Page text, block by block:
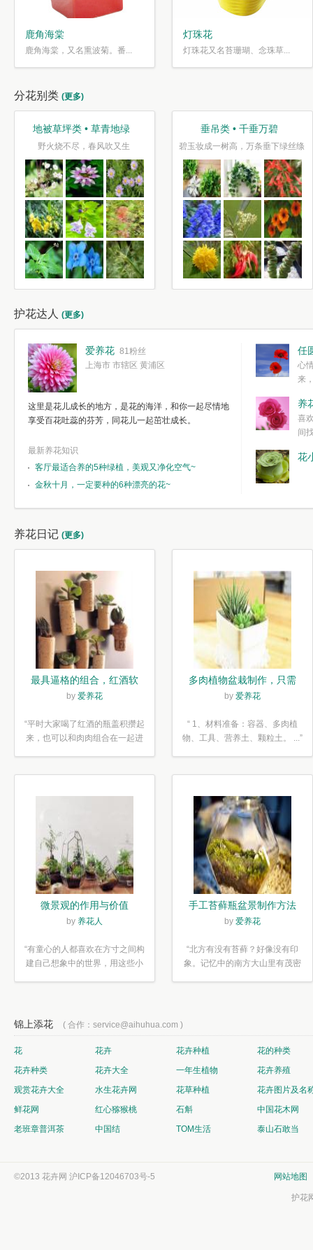
鹿角海棠
鹿角海棠，又名熏波菊。番...
灯珠花
灯珠花又名苔珊瑚、念珠草...
分花别类 (更多)
地被草坪类 • 草青地绿
野火烧不尽，春风吹又生
垂吊类 • 千垂万碧
碧玉妆成一树高，万条垂下绿丝绦
护花达人 (更多)
爱养花 81粉丝
上海市 市辖区 黄浦区
这里是花儿成长的地方，是花的海洋，和你一起尽情地
享受百花吐蕊的芬芳，同花儿一起茁壮成长。
最新养花知识
客厅最适合养的5种绿植，美观又净化空气~
金秋十月，一定要种的6种漂亮的花~
任
心
来
简单愉快的心
我们自己复杂
养
喜
间
花
养花日记 (更多)
最具逼格的组合，红酒软
木塞diy多肉植物盆栽
by 爱养花
“平时大家喝了红酒的瓶盖积攒起
来，也可以和肉肉组合在一起进
多肉植物盆栽制作，只需
简单6步
by 爱养花
“ 1、材料准备：容器、多肉植
物、工具、营养土、颗粒土。 ...”
微景观的作用与价值
by 养花人
“有童心的人都喜欢在方寸之间构
建自己想象中的世界，用这些小
手工苔藓瓶盆景制作方法
by 爱养花
“北方有没有苔藓？好像没有印
象。记忆中的南方大山里有茂密
锦上添花 ( 合作：service@aihuhua.com )
花 花卉 花卉种植
花的种类
花卉种类
花卉大全 一年生植物
花卉养殖
观赏花卉大全
水生花卉网 花草种植
花卉图片及名
鲜花网
红心猕猴桃 石斛
中国花木网
老班章普洱茶
中国结 TOM生活 泰山石敢当
©2013 花卉网 沪ICP备12046703号-5 网站地图
护花